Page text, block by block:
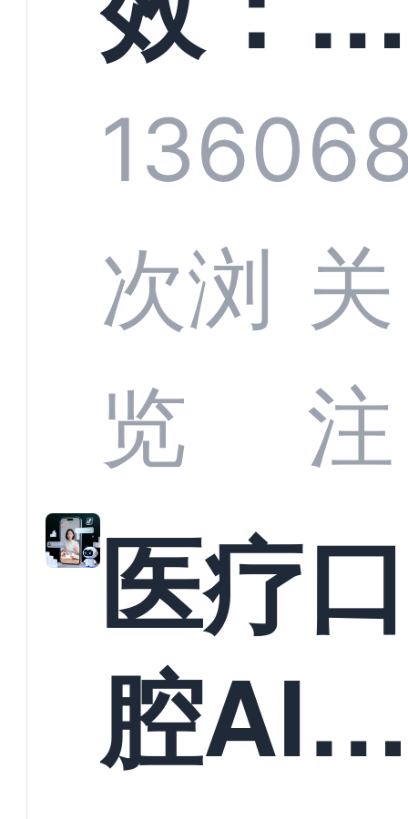
技何以
定义行
业标
准？
螂科技
CRM
何助力
教育机
构实现
1360
次浏
览
关
注
医疗口
腔AI